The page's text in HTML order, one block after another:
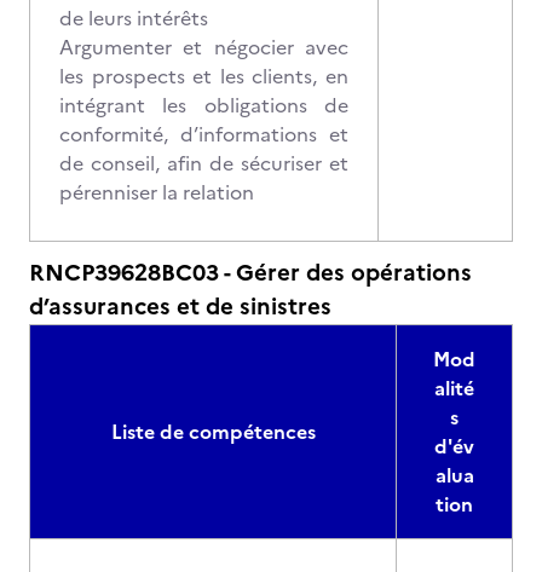
de leurs intérêts
Argumenter et négocier avec
les prospects et les clients, en
intégrant les obligations de
conformité, d’informations et
de conseil, afin de sécuriser et
pérenniser la relation
RNCP39628BC03 - Gérer des opérations
d’assurances et de sinistres
Liste de compétences
Mod
alité
s
d'év
alua
tion